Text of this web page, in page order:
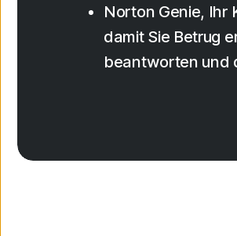
Norton Genie, Ihr
damit Sie Betrug
beantworten und